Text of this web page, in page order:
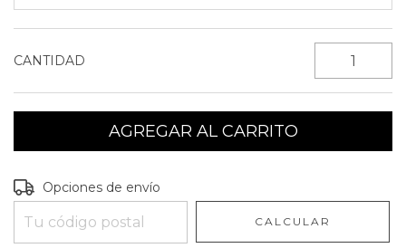
CANTIDAD
Entregas para el CP:
Opciones de envío
CALCULAR